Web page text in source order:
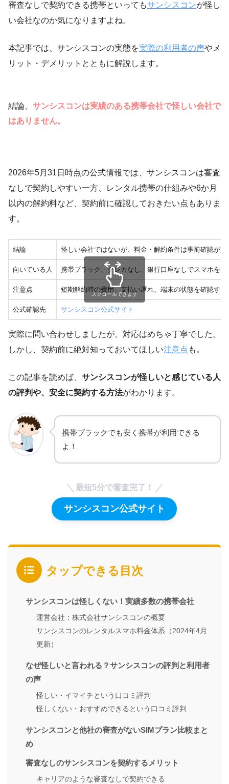
審査なしで契約できる携帯といってもサンシスコンが怪し
い会社なのか気になりますよね。
本記事では、サンシスコンの実態を実際の利用者の声やメ
リット・デメリットとともに解説します。
結論、 サンシスコンは実績のある携帯会社で怪しい会社で
はありません。
2026年5月31日時点の公式情報では、サンシスコンは審査
なしで契約しやすい一方、レンタル携帯の仕組みや6か月
以内の解約料など、契約前に確認しておきたい点もありま
す。
結論 怪しい会社ではないが、料金・解約条件は事前確認が必
向いている人 携帯ブラック、クレカなし、銀行口座なしでスマホを持
注意点 短期解約時の費用、支払い遅れ、端末の状態を確認する
公式確認先 サンシスコン公式サイト
スクロールできます
実際に問い合わせしましたが、対応はめちゃ丁寧でした。
しかし、契約前に絶対知っておいてほしい注意点 も。
この記事を読めば、 サンシスコンが怪しいと感じている人
の評判や、安全に契約する方法がわかります。
携帯ブラックでも安く携帯が利用できる
よ！
最短5分で審査完了！
サンシスコン公式サイト
タップできる目次
サンシスコンは怪しくない！実績多数の携帯会社
運営会社：株式会社サンシスコンの概要
サンシスコンのレンタルスマホ料金体系（2024年4月
更新）
なぜ怪しいと言われる？サンシスコンの評判と利用者
の声
怪しい・イマイチという口コミ評判
怪しくない・おすすめできるという口コミ評判
サンシスコンと他社の審査がないSIMプラン比較まと
め
審査なしのサンシスコンを契約するメリット
キャリアのような審査なしで契約できる